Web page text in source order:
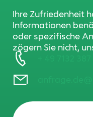
Ihre Zufriedenheit
Informationen
oder spezifische
zögern Sie nicht,